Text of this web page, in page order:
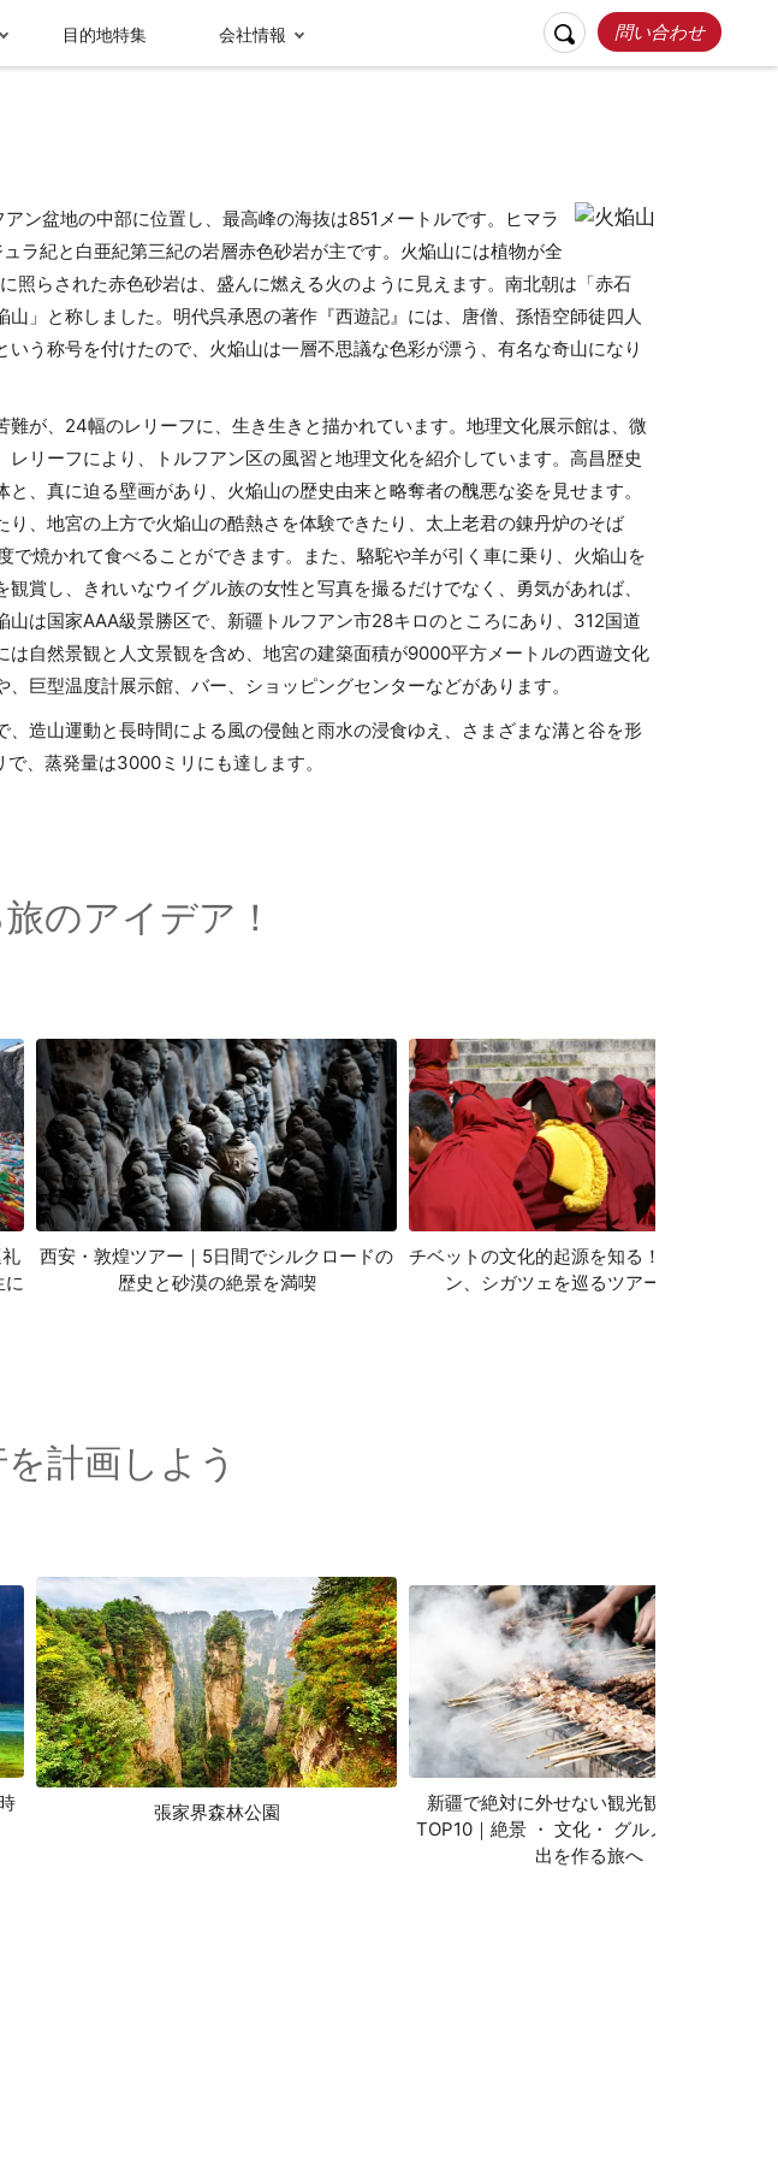
成都 張家界 桂林
目的地特集 会社情報
ア報
お客様の声
ラベル
問い合わせ
ン盆地の中部に位置し、最高峰の海抜は851メートルです。ヒマラ
ラ紀と白亜紀第三紀の岩層赤色砂岩が主です。火焔山には植物が全
らされた赤色砂岩は、盛んに燃える火のように見えます。南北朝は「赤石
」と称しました。明代呉承恩の著作『西遊記』には、唐僧、孫悟空師徒四人
う称号を付けたので、火焔山は一層不思議な色彩が漂う、有名な奇山になり
が、24幅のレリーフに、生き生きと描かれています。地理文化展示館は、微
リーフにより、トルフアン区の風習と地理文化を紹介しています。高昌歴史
、真に迫る壁画があり、火焔山の歴史由来と略奪者の醜悪な姿を見せます。
、地宮の上方で火焔山の酷熱さを体験できたり、太上老君の錬丹炉のそば
焼かれて食べることができます。また、駱駝や羊が引く車に乗り、火焔山を
賞し、きれいなウイグル族の女性と写真を撮るだけでなく、勇気があれば、
は国家AAA級景勝区で、新疆トルフアン市28キロのところにあり、312国道
自然景観と人文景観を含め、地宮の建築面積が9000平方メートルの西遊文化
巨型温度計展示館、バー、ショッピングセンターなどがあります。
造山運動と長時間による風の侵蝕と雨水の浸食ゆえ、さまざまな溝と谷を形
、蒸発量は3000ミリにも達します。
のアイデア！
に
西安・敦煌ツアー｜5日間でシルクロードの
歴史と砂漠の絶景を満喫
チベットの文化的起源を知る！ラサ、チェダ
ン、シガツェを巡るツアー ６日間
計画しよう
張家界森林公園
新疆で絶対に外せない観光観光スポット
TOP10｜絶景 ・ 文化・ グルメ 一生の思い
出を作る旅へ